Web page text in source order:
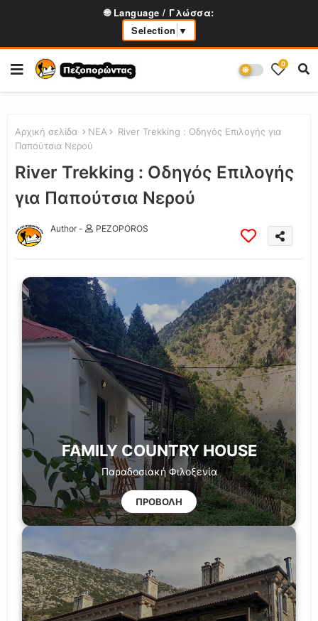
🌐 Language / Γλώσσα:
Selection ▼
0
Αρχική σελίδα ΝΕΑ
River Trekking : Οδηγός Επιλογής για
Παπούτσια Νερού
River Trekking : Οδηγός Επιλογής
για Παπούτσια Νερού
Author - PEZOPOROS
FAMILY COUNTRY HOUSE
Παραδοσιακή Φιλοξενία
ΠΡΟΒΟΛΗ